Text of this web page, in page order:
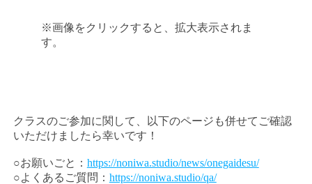
※画像をクリックすると、拡大表示されま
す。
クラスのご参加に関して、以下のページも併せてご確認
いただけましたら幸いです！
○お願いごと： https://noniwa.studio/news/onegaidesu/
○よくあるご質問： https://noniwa.studio/qa/